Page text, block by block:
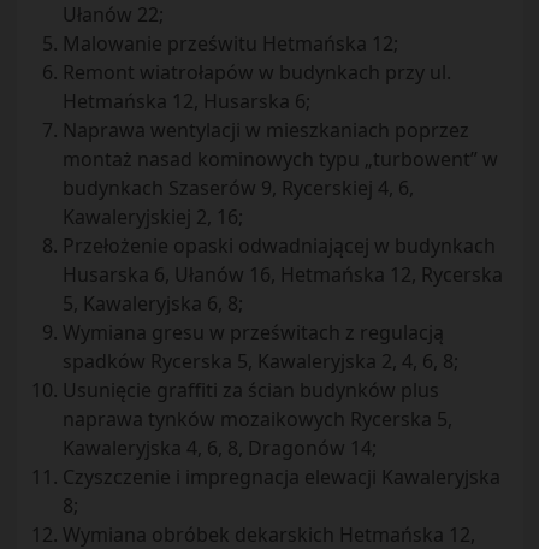
Ułanów 22;
Malowanie prześwitu Hetmańska 12;
Remont wiatrołapów w budynkach przy ul.
Hetmańska 12, Husarska 6;
Naprawa wentylacji w mieszkaniach poprzez
montaż nasad kominowych typu „turbowent” w
budynkach Szaserów 9, Rycerskiej 4, 6,
Kawaleryjskiej 2, 16;
Przełożenie opaski odwadniającej w budynkach
Husarska 6, Ułanów 16, Hetmańska 12, Rycerska
5, Kawaleryjska 6, 8;
Wymiana gresu w prześwitach z regulacją
spadków Rycerska 5, Kawaleryjska 2, 4, 6, 8;
Usunięcie graffiti za ścian budynków plus
naprawa tynków mozaikowych Rycerska 5,
Kawaleryjska 4, 6, 8, Dragonów 14;
Czyszczenie i impregnacja elewacji Kawaleryjska
8;
Wymiana obróbek dekarskich Hetmańska 12,